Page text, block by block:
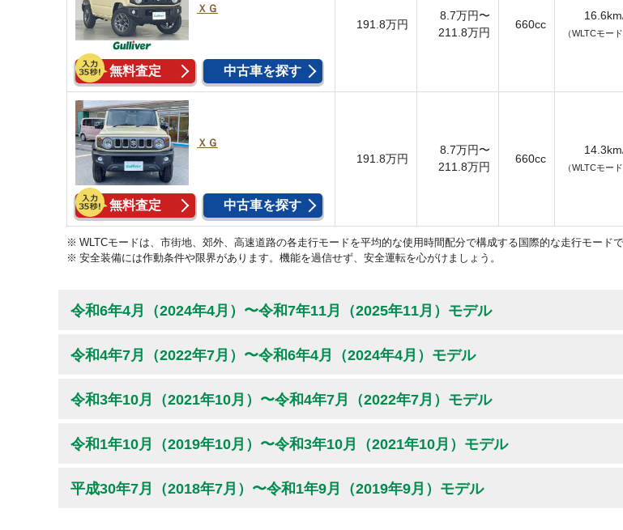
ＸＧ
無料査定 中古車を探す
191.8万円
8.7万円〜
211.8万円
660cc
（WLTCモード
ＸＧ
無料査定 中古車を探す
191.8万円
8.7万円〜
211.8万円
660cc
（WLTCモード
WLTCモードは、市街地、郊外、高速道路の各走行モードを平均的な使用時間配分で構成する国際的な走行モードで
安全装備には作動条件や限界があります。機能を過信せず、安全運転を心がけましょう。
令和6年4月（2024年4月）〜令和7年11月（2025年11月）モデル
令和4年7月（2022年7月）〜令和6年4月（2024年4月）モデル
令和3年10月（2021年10月）〜令和4年7月（2022年7月）モデル
令和1年10月（2019年10月）〜令和3年10月（2021年10月）モデル
平成30年7月（2018年7月）〜令和1年9月（2019年9月）モデル